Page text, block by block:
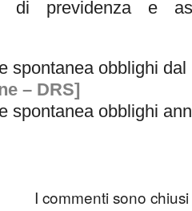
di previdenza e
spontanea obblighi dal
– DRS]
spontanea obblighi
I commenti sono chiusi